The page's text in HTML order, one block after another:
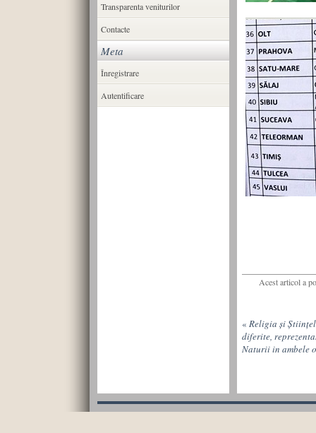
Acest articol a
« Religia și
diferite,
Naturii in ambele
Transparenta veniturilor
Contacte
Meta
Înregistrare
Autentificare